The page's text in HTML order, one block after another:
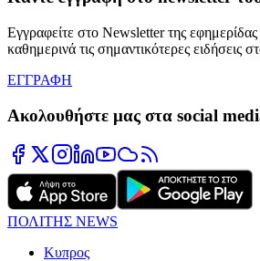
Εγγραφείτε στο Newsletter της εφημερίδας
καθημερινά τις σημαντικότερες ειδήσεις
ΕΓΓΡΑΦΗ
Ακολουθήστε μας στα social
ΠΟΛΙΤΗΣ NEWS
Κυπρος